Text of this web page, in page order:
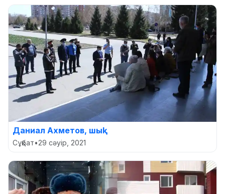
Даниал Ахметов, шық!
Сұқбат•29 сәуір, 2021